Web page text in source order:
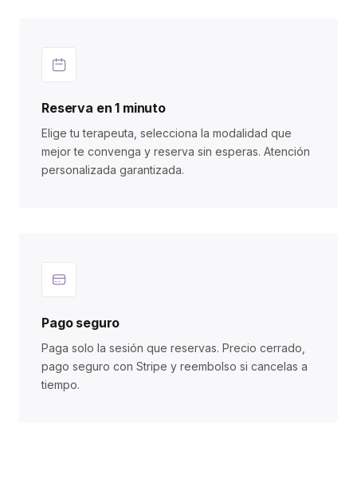
Reserva en 1 minuto
Elige tu terapeuta, selecciona la modalidad que
mejor te convenga y reserva sin esperas. Atención
personalizada garantizada.
Pago seguro
Paga solo la sesión que reservas. Precio cerrado,
pago seguro con Stripe y reembolso si cancelas a
tiempo.